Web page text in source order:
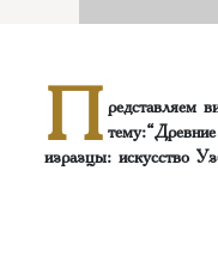
П редставляем
изразцы: искусство